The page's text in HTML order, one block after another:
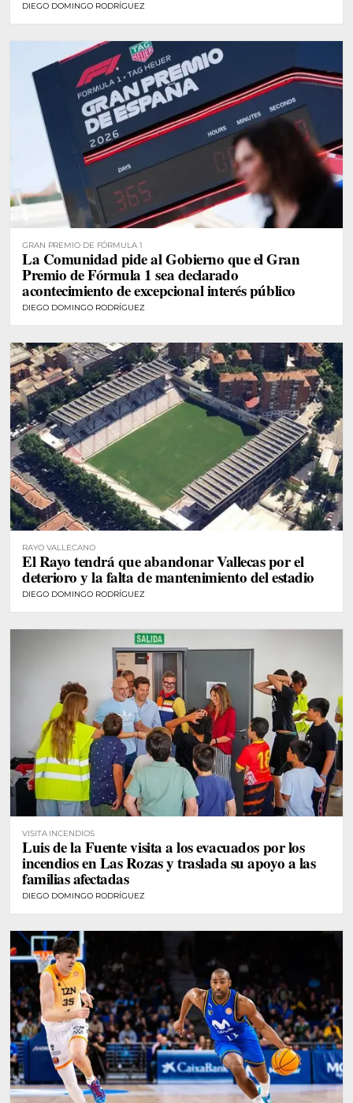
DIEGO DOMINGO RODRÍGUEZ
GRAN PREMIO DE FÓRMULA 1
La Comunidad pide al Gobierno que el Gran
Premio de Fórmula 1 sea declarado
acontecimiento de excepcional interés público
DIEGO DOMINGO RODRÍGUEZ
RAYO VALLECANO
El Rayo tendrá que abandonar Vallecas por el
deterioro y la falta de mantenimiento del estadio
DIEGO DOMINGO RODRÍGUEZ
VISITA INCENDIOS
Luis de la Fuente visita a los evacuados por los
incendios en Las Rozas y traslada su apoyo a las
familias afectadas
DIEGO DOMINGO RODRÍGUEZ